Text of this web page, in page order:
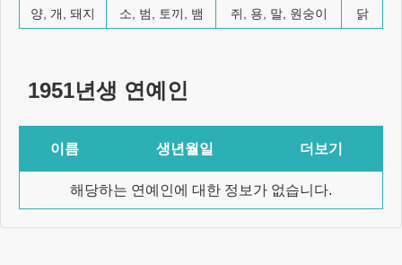
양, 개, 돼지
소, 범, 토끼, 뱀 쥐, 용, 말, 원숭이 닭
1951년생 연예인
이름 생년월일 더보기
해당하는 연예인에 대한 정보가 없습니다.